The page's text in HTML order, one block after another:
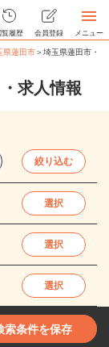
覧履歴 会員登録 メニュー
県蓮田市＞埼玉県蓮田市・
求人情報
絞り込む
選択
選択
選択
索条件を保存